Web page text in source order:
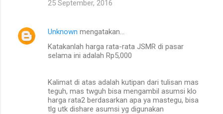
25 September, 2016
Unknown mengatakan…
Katakanlah harga rata-rata JSMR di pasar
selama ini adalah Rp5,000
Kalimat di atas adalah kutipan dari tulisan mas
teguh, mas twguh bisa mengambil asumsi klo
harga rata2 berdasarkan apa ya mastegu, bisa
tlg utk dishare asumsi yg digunakan